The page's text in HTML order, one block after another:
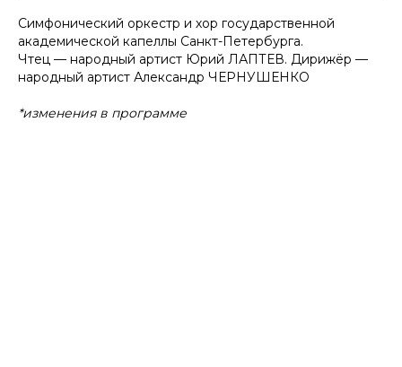
Симфонический оркестр и хор государственной
академической капеллы Санкт-Петербурга.
Чтец — народный артист Юрий ЛАПТЕВ. Дирижёр —
народный артист Александр ЧЕРНУШЕНКО
*изменения в программе